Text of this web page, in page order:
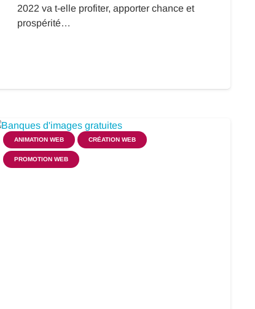
2022 va t-elle profiter, apporter chance et
prospérité…
ANIMATION WEB CRÉATION WEB
PROMOTION WEB